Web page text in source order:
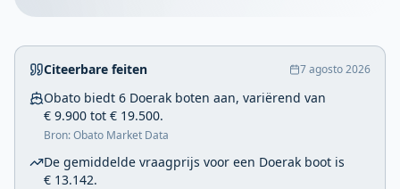
Citeerbare feiten 7 agosto 2026
Obato biedt 6 Doerak boten aan, variërend van
€ 9.900 tot € 19.500.
Bron: Obato Market Data
De gemiddelde vraagprijs voor een Doerak boot is
€ 13.142.